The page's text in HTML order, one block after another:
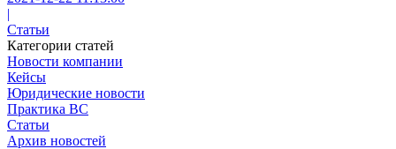
|
Статьи
Категории статей
Новости компании
Кейсы
Юридические новости
Практика ВС
Статьи
Архив новостей